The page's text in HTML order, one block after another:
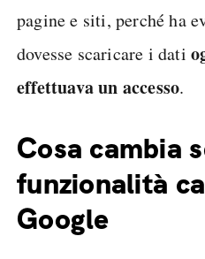
pagine e siti, perché ha
dovesse scaricare i dati
effettuava un accesso.
Cosa cambia
funzionalità
Google